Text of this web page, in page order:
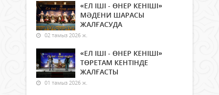
«ЕЛ ІШІ - ӨНЕР КЕНІШІ»
МӘДЕНИ ШАРАСЫ
ЖАЛҒАСУДА
02 тамыз 2026 ж.
«ЕЛ ІШІ - ӨНЕР КЕНІШІ»
ТӨРЕТАМ КЕНТІНДЕ
ЖАЛҒАСТЫ
01 тамыз 2026 ж.